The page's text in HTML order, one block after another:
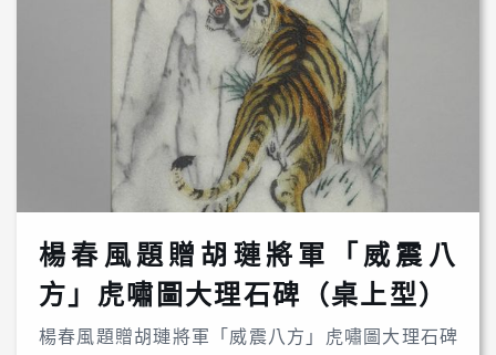
楊春風題贈胡璉將軍「威震八
方」虎嘯圖大理石碑（桌上型）
楊春風題贈胡璉將軍「威震八方」虎嘯圖大理石碑